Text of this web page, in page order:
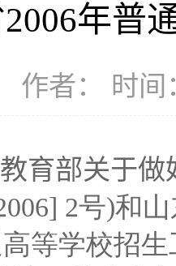
年普
作者： 时间
育部关于做
2号)和
等学校招